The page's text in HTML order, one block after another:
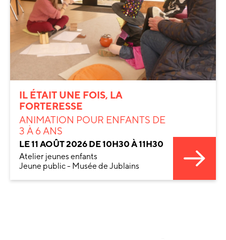
IL ÉTAIT UNE FOIS, LA
FORTERESSE
ANIMATION POUR ENFANTS DE
3 À 6 ANS
LE 11 AOÛT 2026 DE 10H30 À 11H30
Atelier jeunes enfants
Jeune public - Musée de Jublains